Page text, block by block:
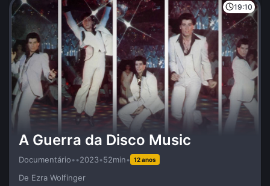
19:10
A Guerra da Disco Music
Documentário••2023•52min• 12 anos
De Ezra Wolfinger